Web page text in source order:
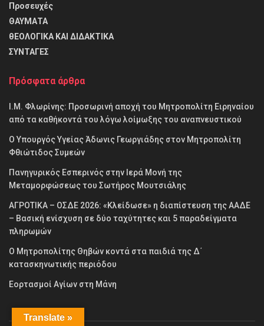
Προσευχές
ΘΑΥΜΑΤΑ
θΕΟΛΟΓΙΚΑ ΚΑΙ ΔΙΔΑΚΤΙΚΑ
ΣΥΝΤΑΓΕΣ
Πρόσφατα άρθρα
Ι.Μ. Φλωρίνης: Προσωρινή αποχή του Μητροπολίτη Ειρηναίου
από τα καθήκοντά του λόγω λοίμωξης του αναπνευστικού
O Υπουργός Υγείας Άδωνις Γεωργιάδης στον Μητροπολίτη
Φθιώτιδος Συμεών
Πανηγυρικός Εσπερινός στην Ιερά Μονή της
Μεταμορφώσεως του Σωτήρος Μουτσιάλης
ΑΓΡΟΤΙΚΑ – ΟΣΔΕ 2026: «Κλείδωσε» η διαπίστευση της ΑΑΔΕ
– Βασική ενίσχυση σε δύο ταχύτητες και 5 παραδείγματα
πληρωμών
Ο Μητροπολίτης Θηβών κοντά στα παιδιά της Δ΄
κατασκηνωτικής περιόδου
Εορτασμοί Αγίων στη Μάνη
Translate »